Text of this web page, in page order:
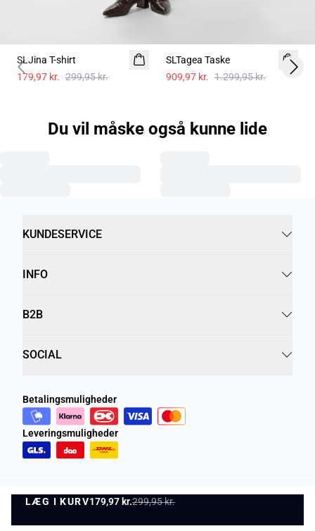
LÆG I KURV179,97 kr.299,95 kr.
LÆG I KURV
SLJina T-shirt
179,97 kr. 299,95 kr.
SLTagea Taske
909,97 kr. 1.299,95 kr.
Previous slide Next
Du vil måske også kunne lide
KUNDESERVICE
INFO
B2B
SOCIAL
Betalingsmuligheder
Leveringsmuligheder
Privatlivspolitik Vilkår og betingelser